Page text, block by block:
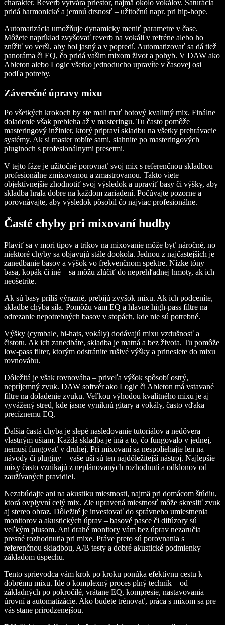
charakter. Reverb vytvára priestor, najmä okolo vokálov. Saturácia
pridá harmonické a jemnú drsnosť – užitočnú napr. pri hip-hope.
Automatizácia umožňuje dynamicky meniť parametre v čase.
Môžete napríklad zvyšovať reverb na vokáli v refréne alebo ho
znížiť vo verši, aby bol jasný a v popredí. Automatizovať sa dá tiež
panoráma či EQ, čo pridá vašim mixom život a pohyb. V DAW ako
Ableton alebo Logic všetko jednoducho upravíte v časovej osi
podľa potreby.
Záverečné úpravy mixu
Po všetkých krokoch by ste mali mať hotový kvalitný mix. Finálne
doladenie však prebieha až v masteringu. Tu často pomôže
masteringový inžinier, ktorý pripraví skladbu na všetky prehrávacie
systémy. Ak si master robíte sami, siahnite po masteringových
pluginoch s profesionálnymi presetmi.
V tejto fáze je užitočné porovnať svoj mix s referenčnou skladbou –
profesionálne zmixovanou a zmastrovanou. Takto viete
objektívnejšie zhodnotiť svoj výsledok a upraviť basy či výšky, aby
skladba hrala dobre na každom zariadení. Počúvajte pozorne a
porovnávajte, aby výsledok pôsobil čo najviac profesionálne.
Časté chyby pri mixovaní hudby
Plaviť sa v mori tipov a trikov na mixovanie môže byť náročné, no
niektoré chyby sa objavujú stále dookola. Jednou z najčastejších je
zanedbanie basov a výšok vo frekvenčnom spektre. Nízke tóny—
basa, kopák či iné—sa môžu zlúčiť do neprehľadnej hmoty, ak ich
neošetríte.
Ak sú basy príliš výrazné, prebijú zvyšok mixu. Ak ich podceníte,
skladbe chýba sila. Pomôžu vám EQ a hlavne high-pass filtre na
odrezanie nepotrebných basov v stopách, kde nie sú potrebné.
Výšky (cymbale, hi-hats, vokály) dodávajú mixu vzdušnosť a
čistotu. Ak ich zanedbáte, skladba je matná a bez života. Tu pomôže
low-pass filter, ktorým odstránite rušivé výšky a prinesiete do mixu
rovnováhu.
Dôležitá je však rovnováha – priveľa výšok spôsobí ostrý,
nepríjemný zvuk. DAW softvér ako Logic či Ableton má vstavané
filtre na doladenie zvuku. Veľkou výhodou kvalitného mixu je aj
vyvážený stred, kde jasne vyniknú gitary a vokály, často vďaka
precíznemu EQ.
Ďalšia častá chyba je slepé nasledovanie tutoriálov a nedôvera
vlastným ušiam. Každá skladba je iná a to, čo fungovalo v jednej,
nemusí fungovať v druhej. Pri mixovaní sa nespoliehajte len na
návody či pluginy—vaše uši sú ten najdôležitejší nástroj. Najlepšie
mixy často vznikajú z neplánovaných rozhodnutí a odklonov od
zaužívaných pravidiel.
Nezabúdajte ani na akustiku miestnosti, najmä pri domácom štúdiu,
ktorá ovplyvní celý mix. Zle upravená miestnosť môže skresliť zvuk
aj stereo obraz. Dôležité je investovať do správneho umiestnenia
monitorov a akustických úprav – basové pasce či difúzory sú
veľkým plusom. Ani drahé monitory vám bez úprav nezaručia
presné rozhodnutia pri mixe. Práve preto sú porovnania s
referenčnou skladbou, A/B testy a dobré akustické podmienky
základom úspechu.
Tento sprievodca vám krok po kroku ponúka efektívnu cestu k
dobrému mixu. Ide o komplexný proces plný techník – od
základných po pokročilé, vrátane EQ, kompresie, nastavovania
úrovní a automatizácie. Ako budete trénovať, práca s mixom sa pre
vás stane prirodzenejšou.